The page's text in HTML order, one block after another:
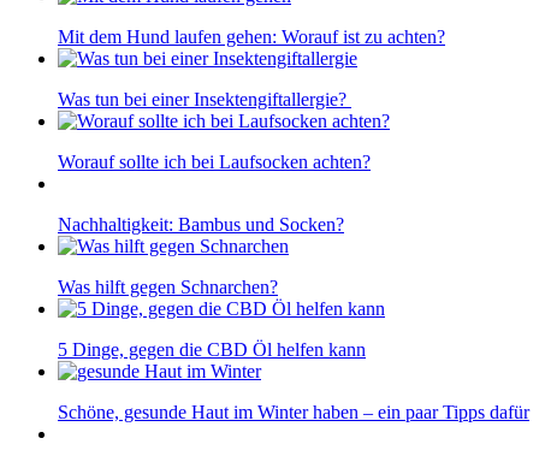
Mit dem Hund laufen gehen: Worauf ist zu achten?
Was tun bei einer Insektengiftallergie?
Worauf sollte ich bei Laufsocken achten?
Nachhaltigkeit: Bambus und Socken?
Was hilft gegen Schnarchen?
5 Dinge, gegen die CBD Öl helfen kann
Schöne, gesunde Haut im Winter haben – ein paar Tipps dafür